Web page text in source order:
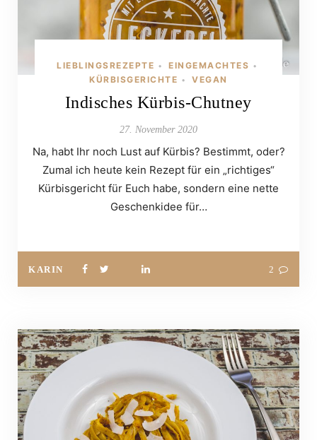
LIEBLINGSREZEPTE • EINGEMACHTES •
KÜRBISGERICHTE • VEGAN
Indisches Kürbis-Chutney
27. November 2020
Na, habt Ihr noch Lust auf Kürbis? Bestimmt, oder?
Zumal ich heute kein Rezept für ein „richtiges“
Kürbisgericht für Euch habe, sondern eine nette
Geschenkidee für…
KARIN 2